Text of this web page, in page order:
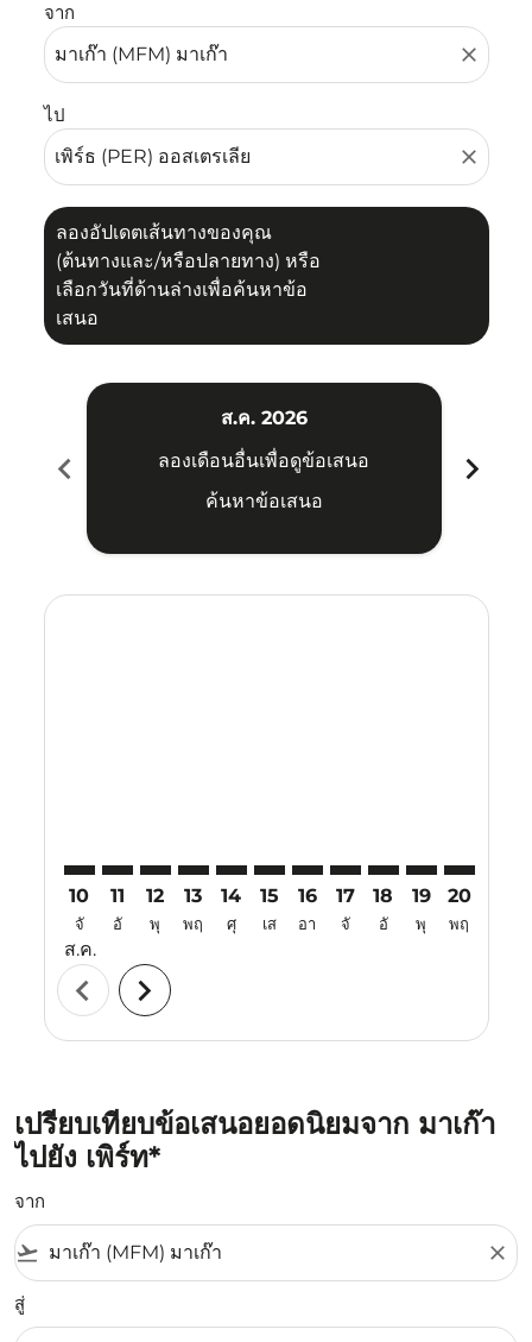
จาก
close
ไป
close
ลองอัปเดตเส้นทางของคุณ
(ต้นทางและ/หรือปลายทาง) หรือ
เลือกวันที่ด้านล่างเพื่อค้นหาข้อ
เสนอ
chevron_left
ส.ค. 2026
ลองเดือนอื่นเพื่อดูข้อเสนอ
ค้นหาข้อเสนอ
chevron_right
10
จั
ส.ค.
11
อั
12
พุ
13
พฤ
14
ศุ
15
เส
16
อา
17
จั
18
อั
19
พุ
20
พฤ
chevron_left chevron_right
เปรียบเทียบข้อเสนอยอดนิยมจาก มาเก๊า
ไปยัง เพิร์ท*
จาก
flight_takeoff close
สู่